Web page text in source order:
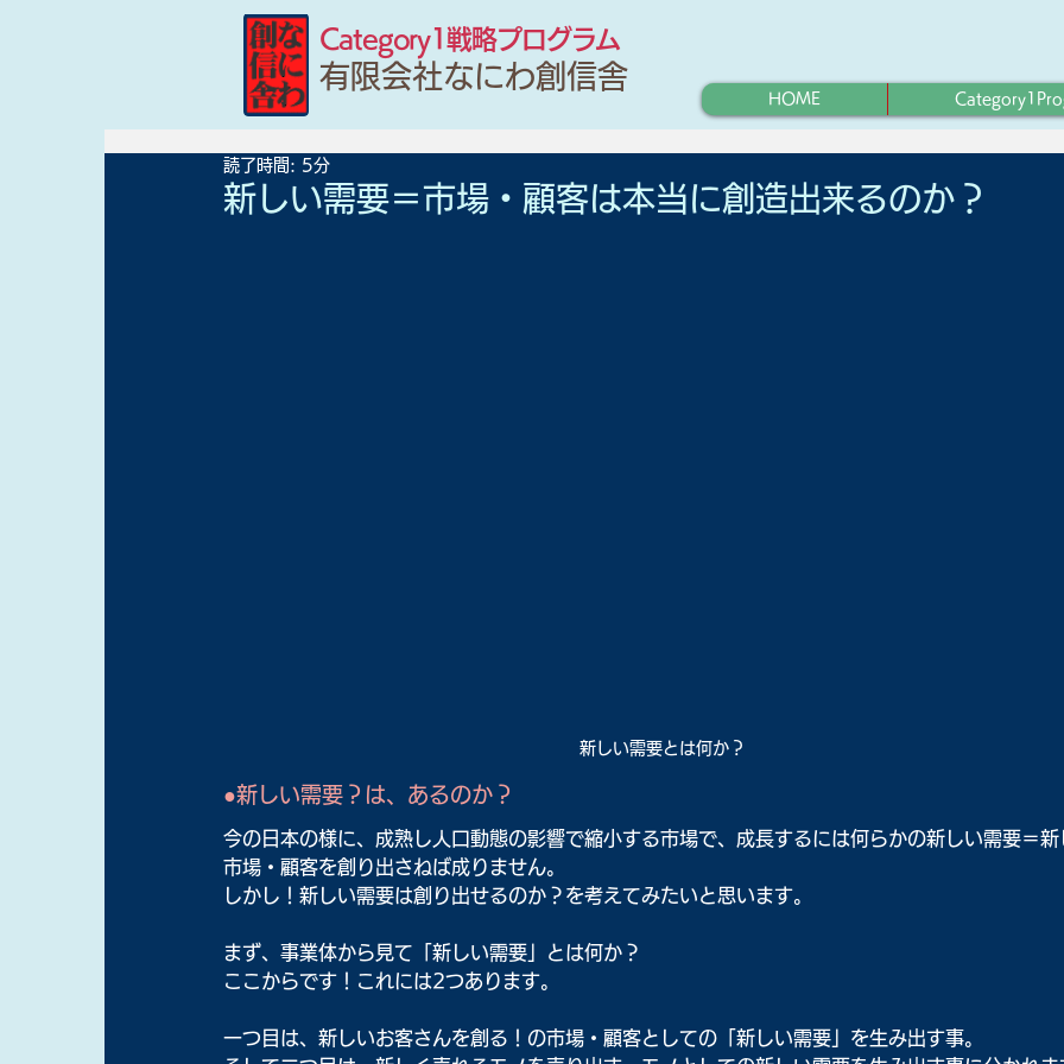
Category1戦略プログラム
有限会社なにわ創信舎
HOME
新しい需要＝市場・顧客は本当に創造出来るのか？
読了時間: 5分
新しい需要とは何か？
●新しい需要？は、あるのか？
今の日本の様に、成熟し人口動態の影響で縮小する市場で、成長するには何らかの新しい需要＝新
市場・顧客を創り出さねば成りません。
しかし！新しい需要は創り出せるのか？を考えてみたいと思います。
まず、事業体から見て「新しい需要」とは何か？
ここからです！これには2つあります。
一つ目は、新しいお客さんを創る！の市場・顧客としての「新しい需要」を生み出す事。